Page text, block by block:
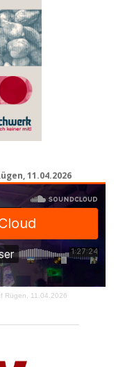
11.04.2026
Rügen, 11.04.2026